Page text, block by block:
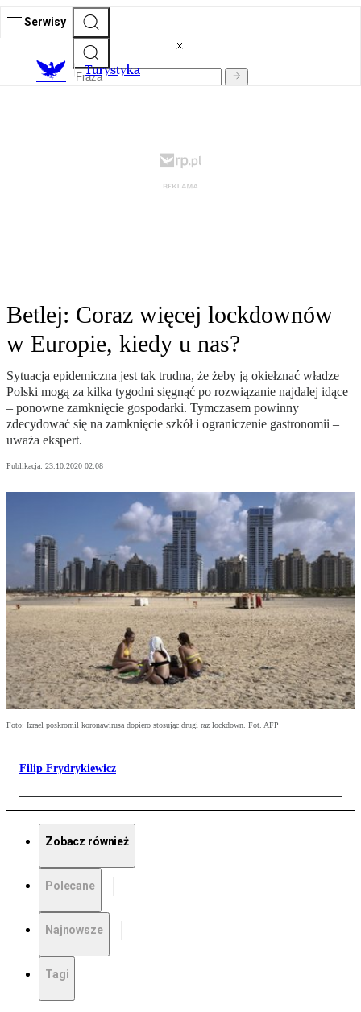
Serwisy
Turystyka
Betlej: Coraz więcej lockdownów
w Europie, kiedy u nas?
Sytuacja epidemiczna jest tak trudna, że żeby ją okiełznać władze
Polski mogą za kilka tygodni sięgnąć po rozwiązanie najdalej idące
– ponowne zamknięcie gospodarki. Tymczasem powinny
zdecydować się na zamknięcie szkół i ograniczenie gastronomii –
uważa ekspert.
Publikacja: 23.10.2020 02:08
Foto: Izrael poskromił koronawirusa dopiero stosując drugi raz lockdown. Fot. AFP
Filip Frydrykiewicz
Zobacz również
Polecane
Najnowsze
Tagi